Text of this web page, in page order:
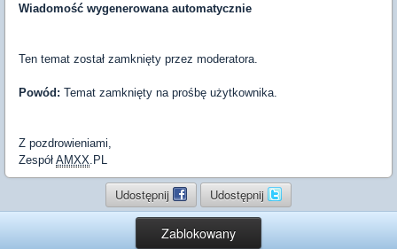
Wiadomość wygenerowana automatycznie
Ten temat został zamknięty przez moderatora.
Powód: Temat zamknięty na prośbę użytkownika.
Z pozdrowieniami,
Zespół AMXX .PL
Udostępnij Udostępnij
Zablokowany